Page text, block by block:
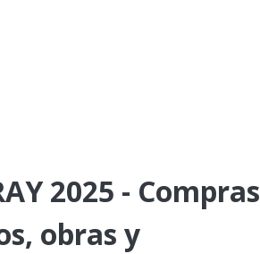
2025 - Compras
obras y